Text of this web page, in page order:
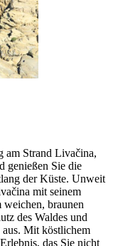
am Strand Livačina,
genießen Sie die
der Küste. Unweit
mit seinem
weichen, braunen
des Waldes und
aus. Mit köstlichem
das Sie nicht